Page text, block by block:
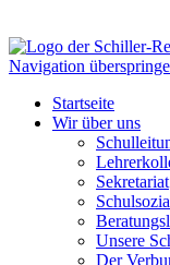
Navigation
Startseite
Wir über uns
Sekretariat
Unsere
Der